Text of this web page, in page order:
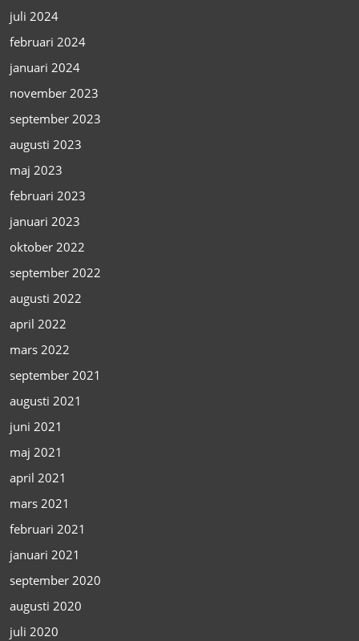
juli 2024
februari 2024
januari 2024
november 2023
september 2023
augusti 2023
maj 2023
februari 2023
januari 2023
oktober 2022
september 2022
augusti 2022
april 2022
mars 2022
september 2021
augusti 2021
juni 2021
maj 2021
april 2021
mars 2021
februari 2021
januari 2021
september 2020
augusti 2020
juli 2020